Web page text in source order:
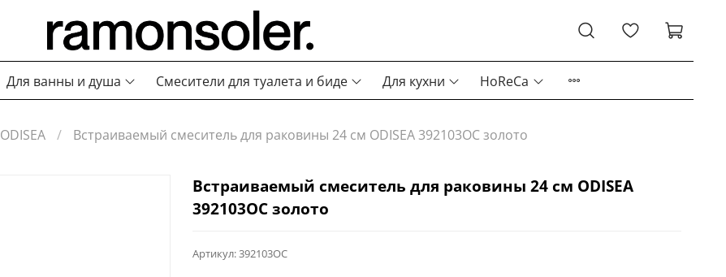
Для ванны и душа Смесители для туалета и биде Для кухни HoReCa
ODISEA Встраиваемый смеситель для раковины 24 см ODISEA 392103OC золото
Артикул:392103OC
Встраиваемый смеситель для раковины 24 см ODISEA
392103OC золото